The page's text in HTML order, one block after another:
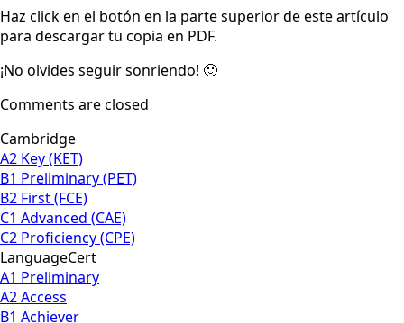
Haz click en el botón en la parte superior de este artículo
para descargar tu copia en PDF.
¡No olvides seguir sonriendo! 🙂
Comments are closed
Cambridge
A2 Key (KET)
B1 Preliminary (PET)
B2 First (FCE)
C1 Advanced (CAE)
C2 Proficiency (CPE)
LanguageCert
A1 Preliminary
A2 Access
B1 Achiever